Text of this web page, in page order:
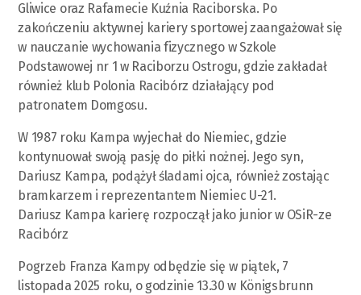
Gliwice oraz Rafamecie Kuźnia Raciborska. Po
zakończeniu aktywnej kariery sportowej zaangażował się
w nauczanie wychowania fizycznego w Szkole
Podstawowej nr 1 w Raciborzu Ostrogu, gdzie zakładał
również klub Polonia Racibórz działający pod
patronatem Domgosu.
W 1987 roku Kampa wyjechał do Niemiec, gdzie
kontynuował swoją pasję do piłki nożnej. Jego syn,
Dariusz Kampa, podążył śladami ojca, również zostając
bramkarzem i reprezentantem Niemiec U-21.
Dariusz Kampa karierę rozpoczął jako junior w OSiR-ze
Racibórz
Pogrzeb Franza Kampy odbędzie się w piątek, 7
listopada 2025 roku, o godzinie 13.30 w Königsbrunn